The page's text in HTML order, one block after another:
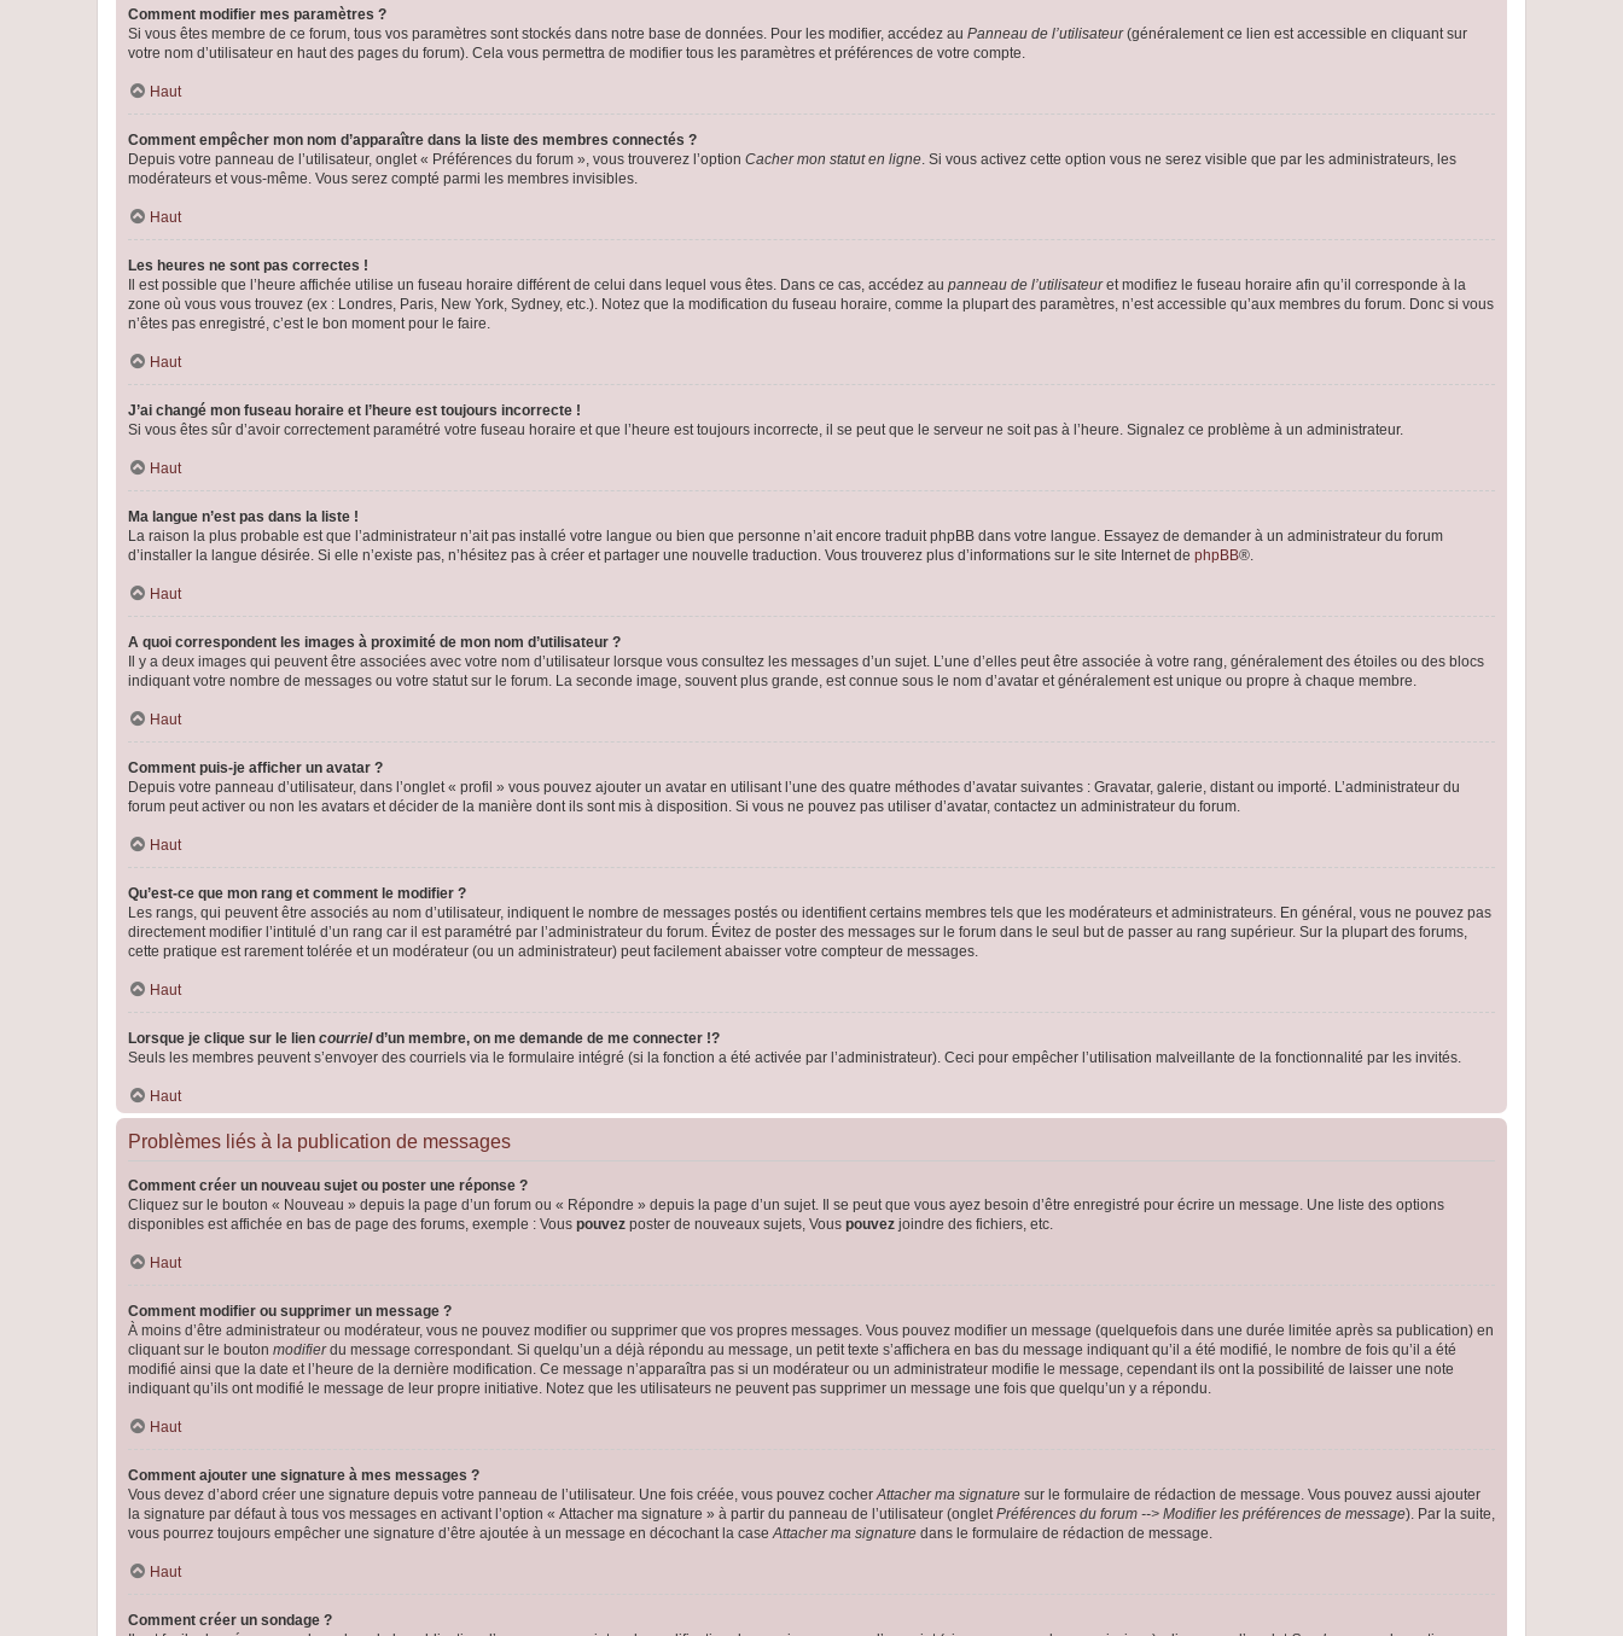
Comment modifier mes paramètres ?
Si vous êtes membre de ce forum, tous vos paramètres sont stockés dans notre base de données. Pour les modifier, accédez au Panneau de l’utilisateur(généralement ce lien est accessible en cliquant sur
votre nom d’utilisateur en haut des pages du forum). Cela vous permettra de modifier tous les paramètres et préférences de votre compte.
Haut
Comment empêcher mon nom d’apparaître dans la liste des membres connectés ?
Depuis votre panneau de l’utilisateur, onglet « Préférences du forum », vous trouverez l’option Cacher mon statut en ligne. Si vous activez cette option vous ne serez visible que par les administrateurs, les
modérateurs et vous-même. Vous serez compté parmi les membres invisibles.
Haut
Les heures ne sont pas correctes !
Il est possible que l’heure affichée utilise un fuseau horaire différent de celui dans lequel vous êtes. Dans ce cas, accédez au panneau de l’utilisateuret modifiez le fuseau horaire afin qu’il corresponde à la
zone où vous vous trouvez (ex : Londres, Paris, New York, Sydney, etc.). Notez que la modification du fuseau horaire, comme la plupart des paramètres, n’est accessible qu’aux membres du forum. Donc si vous
n’êtes pas enregistré, c’est le bon moment pour le faire.
Haut
J’ai changé mon fuseau horaire et l’heure est toujours incorrecte !
Si vous êtes sûr d’avoir correctement paramétré votre fuseau horaire et que l’heure est toujours incorrecte, il se peut que le serveur ne soit pas à l’heure. Signalez ce problème à un administrateur.
Haut
Ma langue n’est pas dans la liste !
La raison la plus probable est que l’administrateur n’ait pas installé votre langue ou bien que personne n’ait encore traduit phpBB dans votre langue. Essayez de demander à un administrateur du forum
d’installer la langue désirée. Si elle n’existe pas, n’hésitez pas à créer et partager une nouvelle traduction. Vous trouverez plus d’informations sur le site Internet de phpBB®.
Haut
A quoi correspondent les images à proximité de mon nom d’utilisateur ?
Il y a deux images qui peuvent être associées avec votre nom d’utilisateur lorsque vous consultez les messages d’un sujet. L’une d’elles peut être associée à votre rang, généralement des étoiles ou des blocs
indiquant votre nombre de messages ou votre statut sur le forum. La seconde image, souvent plus grande, est connue sous le nom d’avatar et généralement est unique ou propre à chaque membre.
Haut
Comment puis-je afficher un avatar ?
Depuis votre panneau d’utilisateur, dans l’onglet « profil » vous pouvez ajouter un avatar en utilisant l’une des quatre méthodes d’avatar suivantes : Gravatar, galerie, distant ou importé. L’administrateur du
forum peut activer ou non les avatars et décider de la manière dont ils sont mis à disposition. Si vous ne pouvez pas utiliser d’avatar, contactez un administrateur du forum.
Haut
Qu’est-ce que mon rang et comment le modifier ?
Les rangs, qui peuvent être associés au nom d’utilisateur, indiquent le nombre de messages postés ou identifient certains membres tels que les modérateurs et administrateurs. En général, vous ne pouvez pas
directement modifier l’intitulé d’un rang car il est paramétré par l’administrateur du forum. Évitez de poster des messages sur le forum dans le seul but de passer au rang supérieur. Sur la plupart des forums,
cette pratique est rarement tolérée et un modérateur (ou un administrateur) peut facilement abaisser votre compteur de messages.
Haut
Lorsque je clique sur le lien courrield’un membre, on me demande de me connecter !?
Seuls les membres peuvent s’envoyer des courriels via le formulaire intégré (si la fonction a été activée par l’administrateur). Ceci pour empêcher l’utilisation malveillante de la fonctionnalité par les invités.
Haut
Problèmes liés à la publication de messages
Comment créer un nouveau sujet ou poster une réponse ?
Cliquez sur le bouton « Nouveau » depuis la page d’un forum ou « Répondre » depuis la page d’un sujet. Il se peut que vous ayez besoin d’être enregistré pour écrire un message. Une liste des options
disponibles est affichée en bas de page des forums, exemple : Vous pouvez poster de nouveaux sujets, Vous pouvez joindre des fichiers, etc.
Haut
Comment modifier ou supprimer un message ?
À moins d’être administrateur ou modérateur, vous ne pouvez modifier ou supprimer que vos propres messages. Vous pouvez modifier un message (quelquefois dans une durée limitée après sa publication) en
cliquant sur le bouton modifierdu message correspondant. Si quelqu’un a déjà répondu au message, un petit texte s’affichera en bas du message indiquant qu’il a été modifié, le nombre de fois qu’il a été
modifié ainsi que la date et l’heure de la dernière modification. Ce message n’apparaîtra pas si un modérateur ou un administrateur modifie le message, cependant ils ont la possibilité de laisser une note
indiquant qu’ils ont modifié le message de leur propre initiative. Notez que les utilisateurs ne peuvent pas supprimer un message une fois que quelqu’un y a répondu.
Haut
Comment ajouter une signature à mes messages ?
Vous devez d’abord créer une signature depuis votre panneau de l’utilisateur. Une fois créée, vous pouvez cocherAttacher ma signature sur le formulaire de rédaction de message. Vous pouvez aussi ajouter
la signature par défaut à tous vos messages en activant l’option « Attacher ma signature » à partir du panneau de l’utilisateur (ongletPréférences du forum --> Modifier les préférences de message). Par la suite,
vous pourrez toujours empêcher une signature d’être ajoutée à un message en décochant la caseAttacher ma signature dans le formulaire de rédaction de message.
Haut
Comment créer un sondage ?